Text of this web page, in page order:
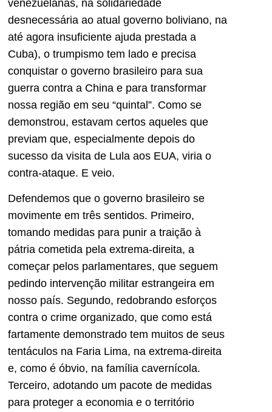
venezuelanas, na solidariedade
desnecessária ao atual governo boliviano, na
até agora insuficiente ajuda prestada a
Cuba), o trumpismo tem lado e precisa
conquistar o governo brasileiro para sua
guerra contra a China e para transformar
nossa região em seu “quintal”. Como se
demonstrou, estavam certos aqueles que
previam que, especialmente depois do
sucesso da visita de Lula aos EUA, viria o
contra-ataque. E veio.
Defendemos que o governo brasileiro se
movimente em três sentidos. Primeiro,
tomando medidas para punir a traição à
pátria cometida pela extrema-direita, a
começar pelos parlamentares, que seguem
pedindo intervenção militar estrangeira em
nosso país. Segundo, redobrando esforços
contra o crime organizado, que como está
fartamente demonstrado tem muitos de seus
tentáculos na Faria Lima, na extrema-direita
e, como é óbvio, na família cavernícola.
Terceiro, adotando um pacote de medidas
para proteger a economia e o território